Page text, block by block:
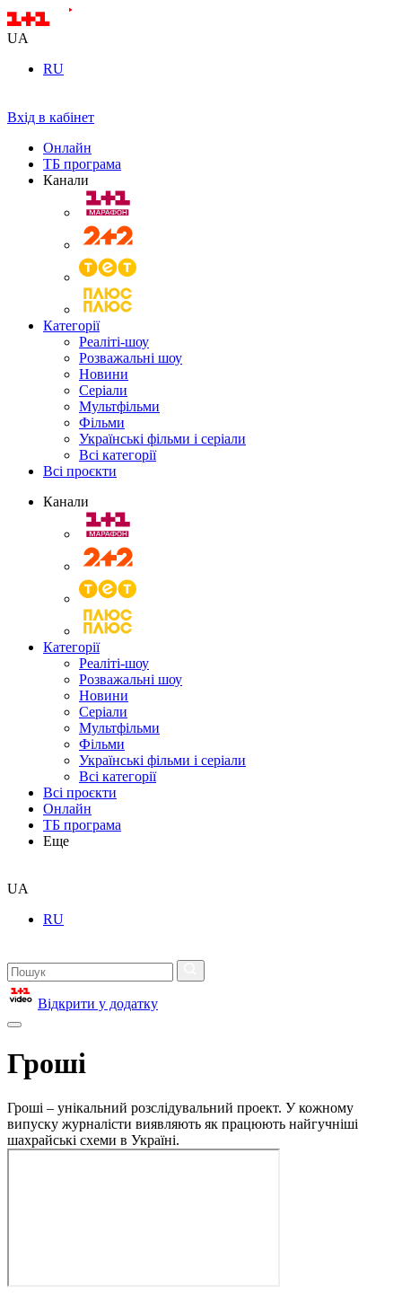
UA
RU
Вхід в кабінет
Онлайн
ТБ програма
Канали
Категорії
Реаліті-шоу
Розважальні шоу
Новини
Серіали
Мультфільми
Фільми
Українські фільми і серіали
Всі категорії
Всі проєкти
Канали
Категорії
Реаліті-шоу
Розважальні шоу
Новини
Серіали
Мультфільми
Фільми
Українські фільми і серіали
Всі категорії
Всі проєкти
Онлайн
ТБ програма
Еще
UA
RU
Відкрити у додатку
Гроші
Гроші – унікальний розслідувальний проект. У кожному
випуску журналісти виявляють як працюють найгучніші
шахрайські схеми в Україні.